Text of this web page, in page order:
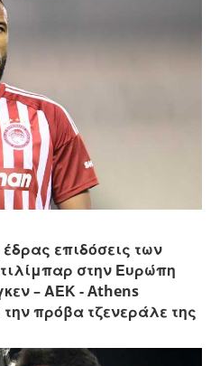
επιδόσεις των
στην Ευρώπη
– ΑΕΚ - Athens
πρόβα τζενεράλε της